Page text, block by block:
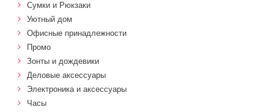
Сумки и Рюкзаки
Уютный дом
Офисные принадлежности
Промо
Зонты и дождевики
Деловые аксессуары
Электроника и аксессуары
Часы